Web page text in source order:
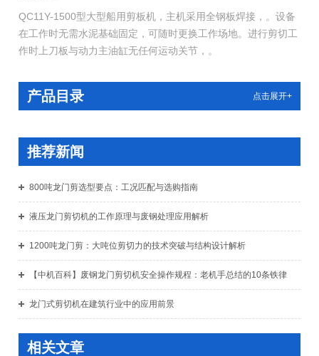
QC11Y-1500型大型船用剪板机，主机采用全钢板焊接，。设备
在工作时无需水泥基础固定，可随时更换工作场地。进行剪切工
作时上刀板与动力主油缸无任何运动关节，。
产品目录 点击展开+
推荐新闻
800吨龙门剪选型要点：工况匹配与选购指南
液压龙门剪切机的工作原理与废钢处理应用解析
1200吨龙门剪：大吨位剪切力的技术突破与结构设计解析
【中机百科】废钢龙门剪切机安全操作规程：老机手总结的10条铁律
龙门式剪切机在建筑行业中的应用前景
相关文章